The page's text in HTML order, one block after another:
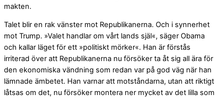
makten.
Talet blir en rak vänster mot Republikanerna. Och i synnerhet
mot Trump. »Valet handlar om vårt lands själ«, säger Obama
och kallar läget för ett »politiskt mörker«. Han är förstås
irriterad över att Republikanerna nu försöker ta åt sig all ära för
den ekonomiska vändning som redan var på god väg när han
lämnade ämbetet. Han varnar att motståndarna, utan att riktigt
låtsas om det, nu försöker montera ner mycket av det lilla som